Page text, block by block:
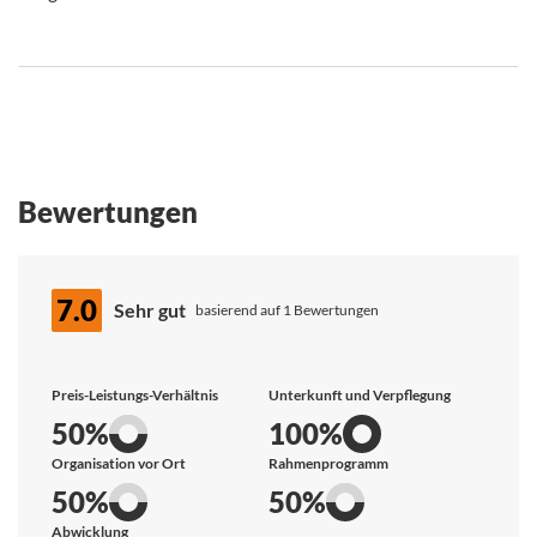
Bewertungen
7.0 Sehr gut basierend auf 1 Bewertungen
Preis-Leistungs-Verhältnis
50%
Unterkunft und Verpflegung
100%
Organisation vor Ort
50%
Rahmenprogramm
50%
Abwicklung